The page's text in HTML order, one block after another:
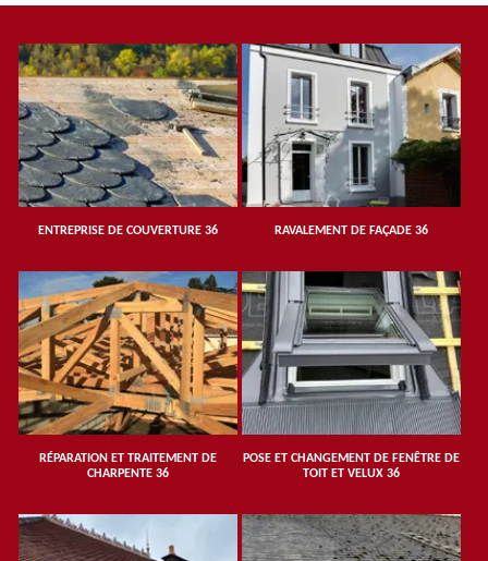
ENTREPRISE DE COUVERTURE 36 RAVALEMENT DE FAÇADE 36
RÉPARATION ET TRAITEMENT DE
CHARPENTE 36
POSE ET CHANGEMENT DE FENÊTRE DE
TOIT ET VELUX 36